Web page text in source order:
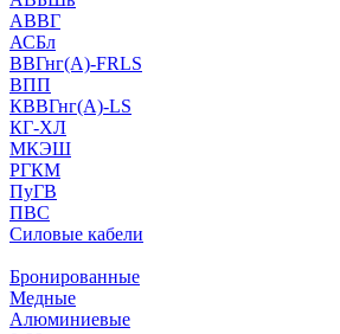
АВВГ
АСБл
ВВГнг(А)-FRLS
ВПП
КВВГнг(А)-LS
КГ-ХЛ
МКЭШ
РГКМ
ПуГВ
ПВС
Силовые кабели
Бронированные
Медные
Алюминиевые